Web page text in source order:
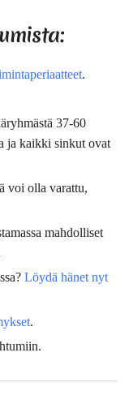
.
37-60
ja kaikki sinkut ovat
voi olla varattu,
mahdolliset
Löydä hänet nyt
.